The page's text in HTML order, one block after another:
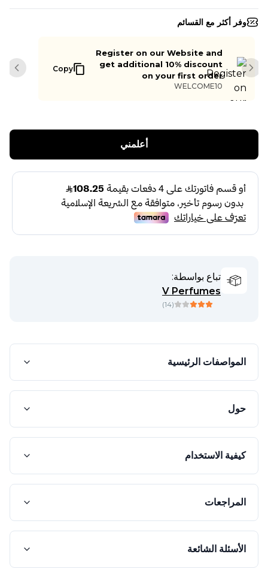
وفر أكثر مع القسائم
Register on our Website and
get additional 10% discount
on your first order
WELCOME10
Copy Next slide
أعلمني
تباع بواسطة:
V Perfumes
(
14
)
المواصفات الرئيسية
حول
كيفية الاستخدام
المراجعات
الأسئلة الشائعة